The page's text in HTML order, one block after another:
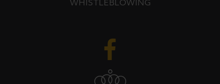
WHISTLEBLOWING